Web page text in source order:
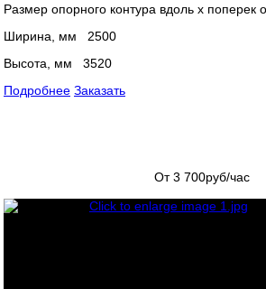
Размер опорного контура вдоль х
Ширина, мм 2500
Высота, мм 3520
Подробнее Заказать
От 3 700руб/час